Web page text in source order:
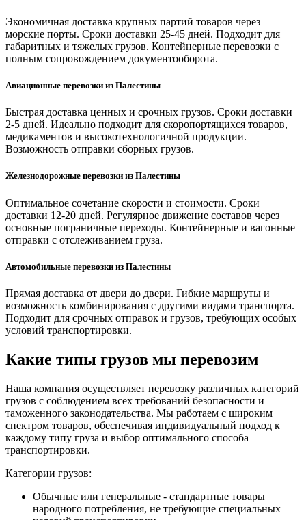
Экономичная доставка крупных партий товаров через
морские порты. Сроки доставки 25-45 дней. Подходит для
габаритных и тяжелых грузов. Контейнерные перевозки с
полным сопровождением документооборота.
Авиационные перевозки из Палестины
Быстрая доставка ценных и срочных грузов. Сроки доставки
2-5 дней. Идеально подходит для скоропортящихся товаров,
медикаментов и высокотехнологичной продукции.
Возможность отправки сборных грузов.
Железнодорожные перевозки из Палестины
Оптимальное сочетание скорости и стоимости. Сроки
доставки 12-20 дней. Регулярное движение составов через
основные пограничные переходы. Контейнерные и вагонные
отправки с отслеживанием груза.
Автомобильные перевозки из Палестины
Прямая доставка от двери до двери. Гибкие маршруты и
возможность комбинирования с другими видами транспорта.
Подходит для срочных отправок и грузов, требующих особых
условий транспортировки.
Какие типы грузов мы перевозим
Наша компания осуществляет перевозку различных категорий
грузов с соблюдением всех требований безопасности и
таможенного законодательства. Мы работаем с широким
спектром товаров, обеспечивая индивидуальный подход к
каждому типу груза и выбор оптимального способа
транспортировки.
Категории грузов:
Обычные или генеральные - стандартные товары
народного потребления, не требующие специальных